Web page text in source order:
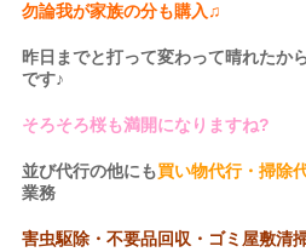
勿論我が家族の分も購入♫
昨日までと打って変わって晴れたか
です♪
そろそろ桜も満開になりますね?
並び代行の他にも買い物代行・掃除
業務
害虫駆除・不要品回収・ゴミ屋敷清